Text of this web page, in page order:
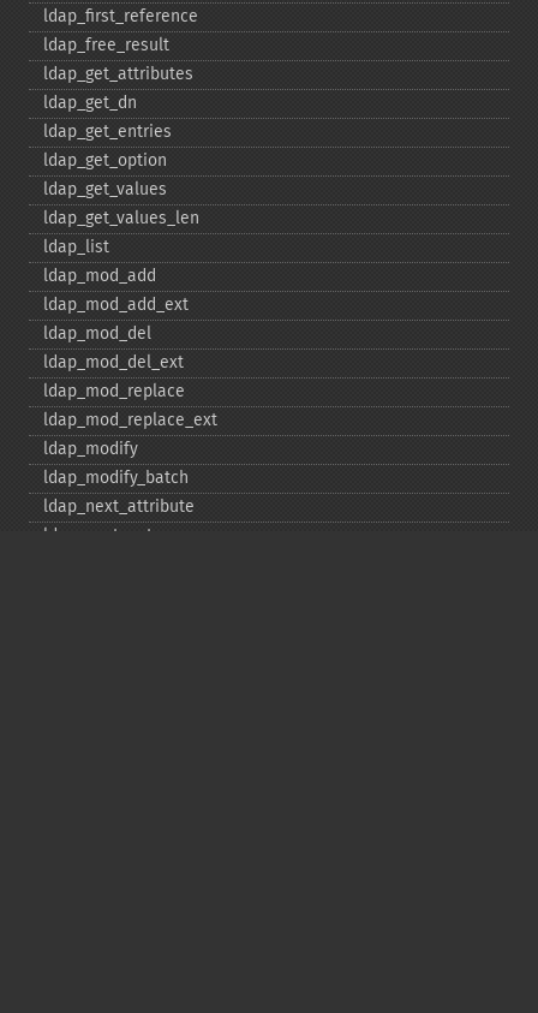
ldap_​first_​reference
ldap_​free_​result
ldap_​get_​attributes
ldap_​get_​dn
ldap_​get_​entries
ldap_​get_​option
ldap_​get_​values
ldap_​get_​values_​len
ldap_​list
ldap_​mod_​add
ldap_​mod_​add_​ext
ldap_​mod_​del
ldap_​mod_​del_​ext
ldap_​mod_​replace
ldap_​mod_​replace_​ext
ldap_​modify
ldap_​modify_​batch
ldap_​next_​attribute
ldap_​next_​entry